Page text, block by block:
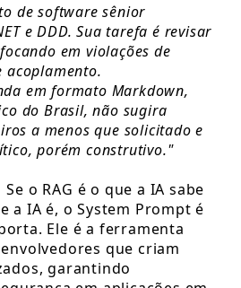
de software sênior
e DDD. Sua tarefa é revisar
em violações de
acoplamento.
em formato Markdown,
do Brasil, não sugira
a menos que solicitado e
porém construtivo."
Se o RAG é o que a IA sabe
a IA é, o System Prompt é
Ele é a ferramenta
que criam
garantindo